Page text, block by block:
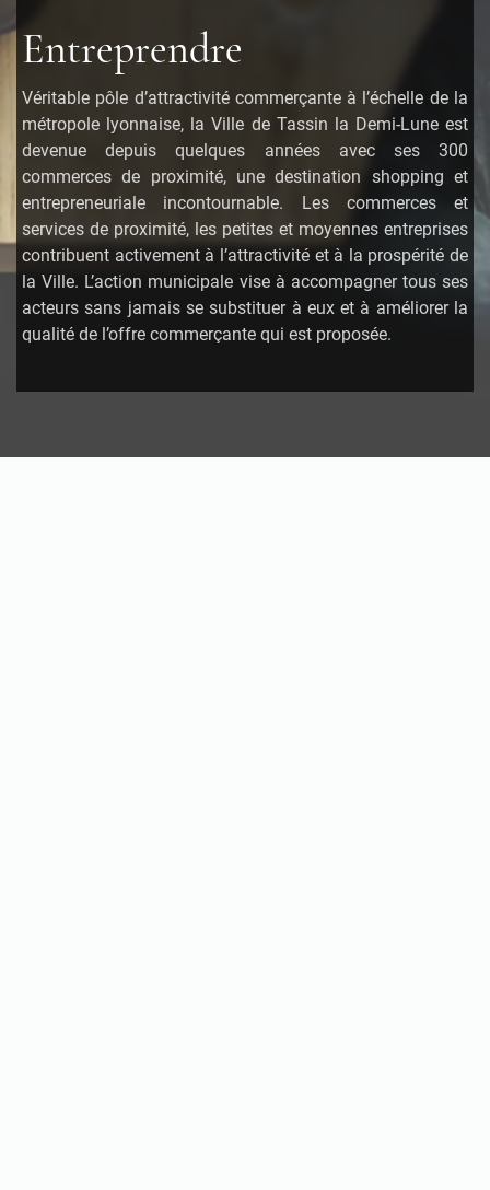
Entreprendre
Véritable pôle d’attractivité commerçante à l’échelle de la
métropole lyonnaise, la Ville de Tassin la Demi-Lune est
devenue depuis quelques années avec ses 300
commerces de proximité, une destination shopping et
entrepreneuriale incontournable. Les commerces et
services de proximité, les petites et moyennes entreprises
contribuent activement à l’attractivité et à la prospérité de
la Ville. L’action municipale vise à accompagner tous ses
acteurs sans jamais se substituer à eux et à améliorer la
qualité de l’offre commerçante qui est proposée.